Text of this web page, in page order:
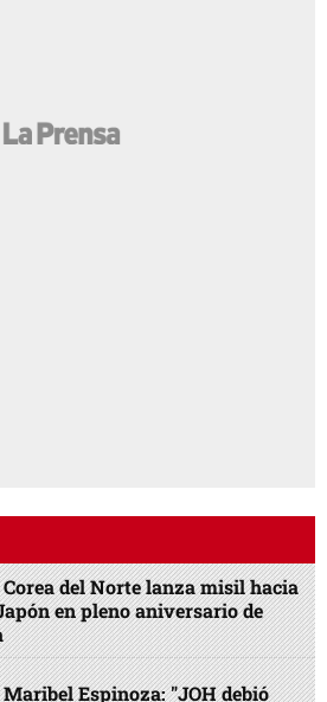
Corea del Norte lanza misil hacia
en pleno aniversario de
Maribel Espinoza: "JOH debió